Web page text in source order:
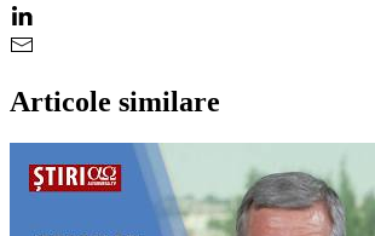
Articole similare